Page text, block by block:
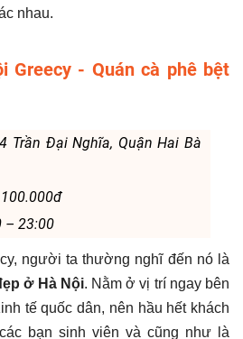
nhau.
Greecy - Quán cà phê bệt
Trần Đại Nghĩa, Quận Hai Bà
– 23:00
người ta thường nghĩ đến nó là
ở Hà Nội. Nằm ở vị trí ngay bên
tế quốc dân, nên hầu hết khách
bạn sinh viên và cũng như là